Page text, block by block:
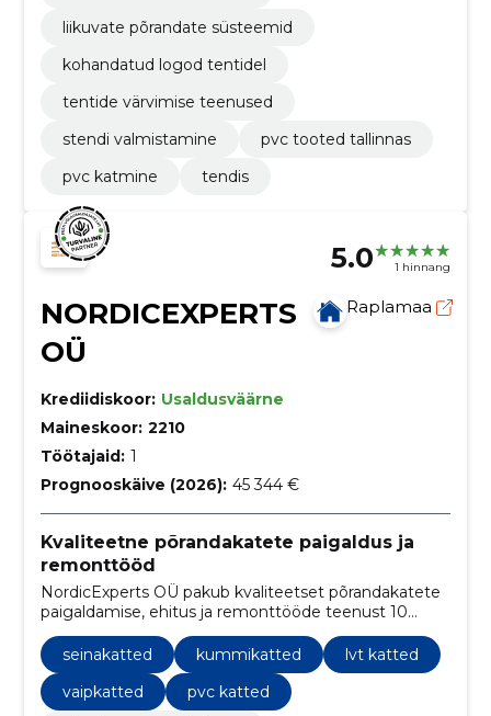
liikuvate põrandate süsteemid
kohandatud logod tentidel
tentide värvimise teenused
stendi valmistamine
pvc tooted tallinnas
pvc katmine
tendis
5.0 1 hinnang
NORDICEXPERTS
OÜ
Raplamaa
Krediidiskoor: Usaldusväärne
Maineskoor: 2210
Töötajaid: 1
Prognooskäive (2026): 45 344 €
Kvaliteetne põrandakatete paigaldus ja
remonttööd
NordicExperts OÜ pakub kvaliteetset põrandakatete
paigaldamise, ehitus ja remonttööde teenust 10
aastase kogemusega.
seinakatted
kummikatted
lvt katted
vaipkatted
pvc katted